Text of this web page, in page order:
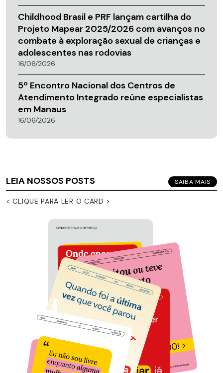
Childhood Brasil e PRF lançam cartilha do
Projeto Mapear 2025/2026 com avanços no
combate à exploração sexual de crianças e
adolescentes nas rodovias
16/06/2026
5º Encontro Nacional dos Centros de
Atendimento Integrado reúne especialistas
em Manaus
16/06/2026
LEIA NOSSOS POSTS SAIBA MAIS
< CLIQUE PARA LER O CARD >